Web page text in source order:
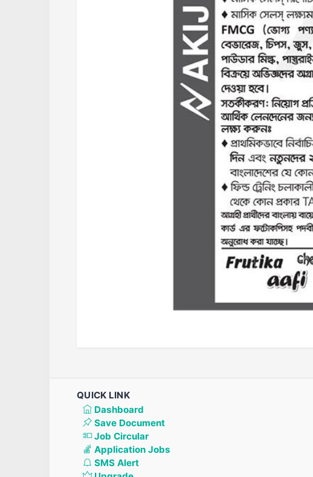
QUICK LINK
Dashboard
Save Document
Job Circular
Application Jobs
SMS Alert